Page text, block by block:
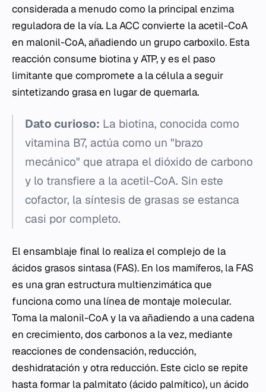
considerada a menudo como la principal enzima
reguladora de la vía. La ACC convierte la acetil-CoA
en malonil-CoA, añadiendo un grupo carboxilo. Esta
reacción consume biotina y ATP, y es el paso
limitante que compromete a la célula a seguir
sintetizando grasa en lugar de quemarla.
Dato curioso: La biotina, conocida como
vitamina B7, actúa como un "brazo
mecánico" que atrapa el dióxido de carbono
y lo transfiere a la acetil-CoA. Sin este
cofactor, la síntesis de grasas se estanca
casi por completo.
El ensamblaje final lo realiza el complejo de la
ácidos grasos sintasa (FAS). En los mamíferos, la FAS
es una gran estructura multienzimática que
funciona como una línea de montaje molecular.
Toma la malonil-CoA y la va añadiendo a una cadena
en crecimiento, dos carbonos a la vez, mediante
reacciones de condensación, reducción,
deshidratación y otra reducción. Este ciclo se repite
hasta formar la palmitato (ácido palmítico), un ácido